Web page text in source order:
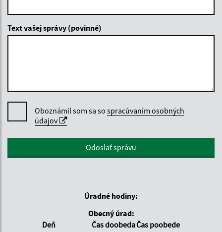
Text vašej správy (povinné)
Oboznámil som sa so spracúvaním osobných
údajov
Google reCaptcha ResponseOdoslať správu
Úradné hodiny:
Obecný úrad:
Deň
Čas doobedaČas poobede